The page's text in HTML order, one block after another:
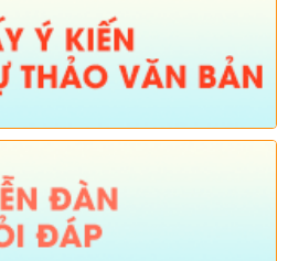
-Ngày hiệu lực: (01/12/2025)